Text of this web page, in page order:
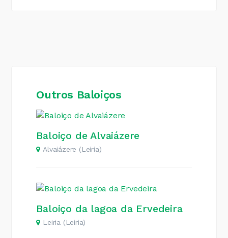
Outros Baloiços
Baloiço de Alvaiázere
Alvaiázere (Leiria)
Baloiço da lagoa da Ervedeira
Leiria (Leiria)